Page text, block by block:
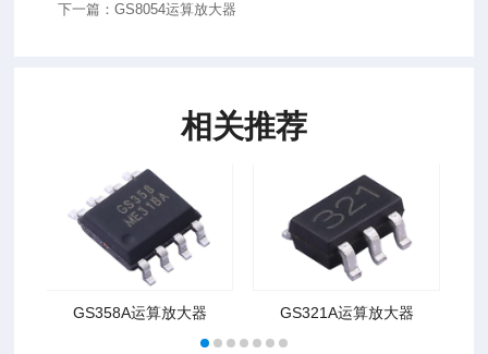
下一篇：GS8054运算放大器
相关推荐
GS358A运算放大器 GS321A运算放大器